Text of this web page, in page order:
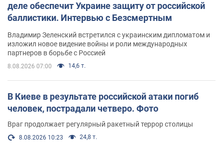
деле обеспечит Украине защиту от российской
баллистики. Интервью с Безсмертным
Владимир Зеленский встретился с украинским дипломатом и
изложил новое видение войны и роли международных
партнеров в борьбе с Россией
8.08.2026 07:00 14,6 т.
В Киеве в результате российской атаки погиб
человек, пострадали четверо. Фото
Враг продолжает регулярный ракетный террор столицы
8.08.2026 10:23 24,8 т.